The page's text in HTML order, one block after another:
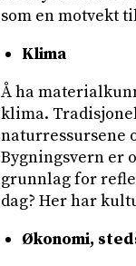
som en motvekt
Klima
Å ha
klima.
naturressursene
Bygningsvern er
grunnlag for
dag? Her har
Økonomi,